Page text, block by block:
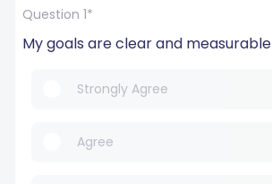
Question 1*
My goals are clear and measurable
Strongly Agree
Agree